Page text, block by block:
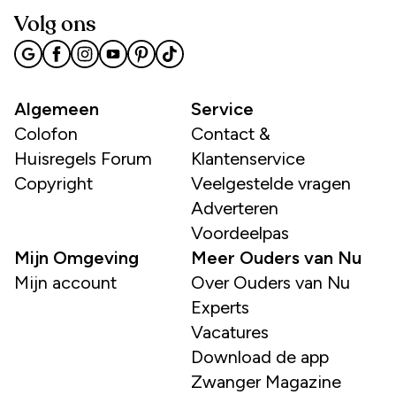
Volg ons
Algemeen
Colofon
Huisregels Forum
Copyright
Service
Contact &
Klantenservice
Veelgestelde vragen
Adverteren
Voordeelpas
Mijn Omgeving
Mijn account
Meer Ouders van Nu
Over Ouders van Nu
Experts
Vacatures
Download de app
Zwanger Magazine